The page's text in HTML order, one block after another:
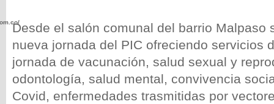
Desde el salón comunal del barrio Malpaso
nueva jornada del PIC ofreciendo servicios
jornada de vacunación, salud sexual y
odontología, salud mental, convivencia
Covid, enfermedades trasmitidas por
wp-
wp-